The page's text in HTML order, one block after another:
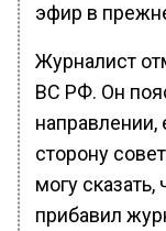
эфир в
Журналист
ВС РФ. Он
сторону
могу
прибавил